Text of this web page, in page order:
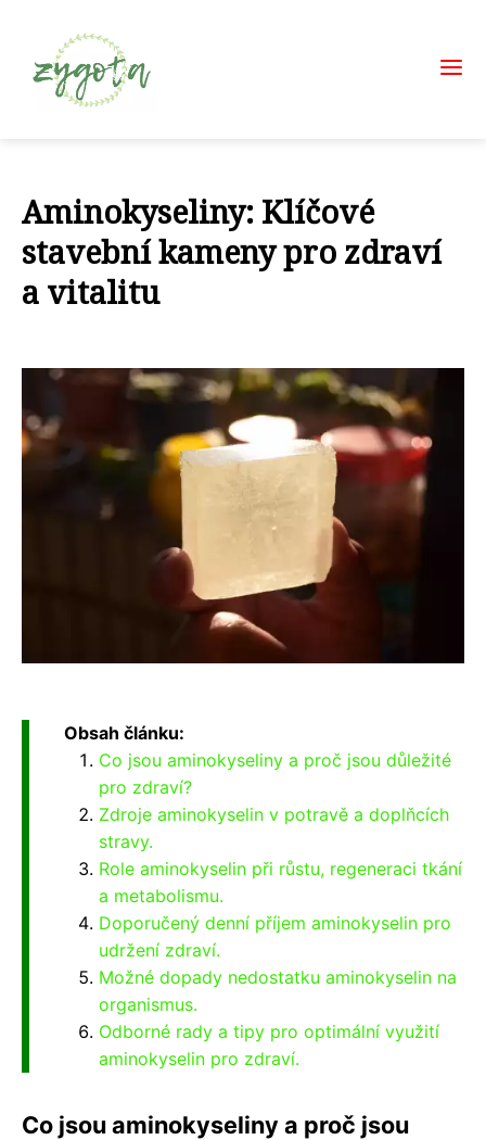
Aminokyseliny: Klíčové
stavební kameny pro zdraví
a vitalitu
Obsah článku:
Co jsou aminokyseliny a proč jsou důležité
pro zdraví?
Zdroje aminokyselin v potravě a doplňcích
stravy.
Role aminokyselin při růstu, regeneraci tkání
a metabolismu.
Doporučený denní příjem aminokyselin pro
udržení zdraví.
Možné dopady nedostatku aminokyselin na
organismus.
Odborné rady a tipy pro optimální využití
aminokyselin pro zdraví.
Co jsou aminokyseliny a proč jsou